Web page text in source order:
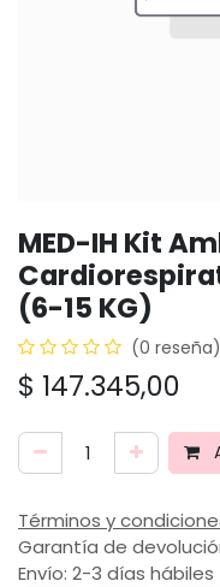
MED-IH Kit
(6-15 KG)
(0 reseña)
$ 147.345,00
Términos y
Garantía de
Envío: 2-3 días hábiles